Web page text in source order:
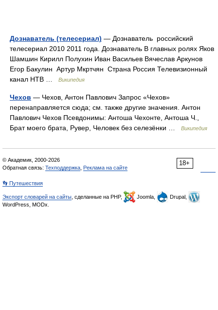
Дознаватель (телесериал) — Дознаватель российский
телесериал 2010 2011 года. Дознаватель В главных ролях Яков
Шамшин Кирилл Полухин Иван Васильев Вячеслав Аркунов
Егор Бакулин Артур Мкртчян Страна Россия Телевизионный
канал НТВ …
Википедия
Чехов — Чехов, Антон Павлович Запрос «Чехов»
перенаправляется сюда; см. также другие значения. Антон
Павлович Чехов Псевдонимы: Антоша Чехонте, Антоша Ч.,
Брат моего брата, Рувер, Человек без селезёнки …
Википедия
18+
© Академик, 2000-2026
Обратная связь: Техподдержка Реклама на сайте
👣 Путешествия
Экспорт словарей на сайты , сделанные на PHP, Joomla,
Drupal,
WordPress, MODx.